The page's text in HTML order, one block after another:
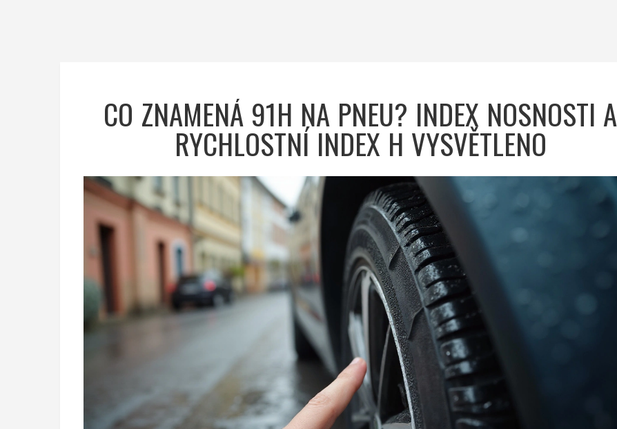
CO ZNAMENÁ 91H NA PNEU? INDEX NOSNOSTI A
RYCHLOSTNÍ INDEX H VYSVĚTLENO